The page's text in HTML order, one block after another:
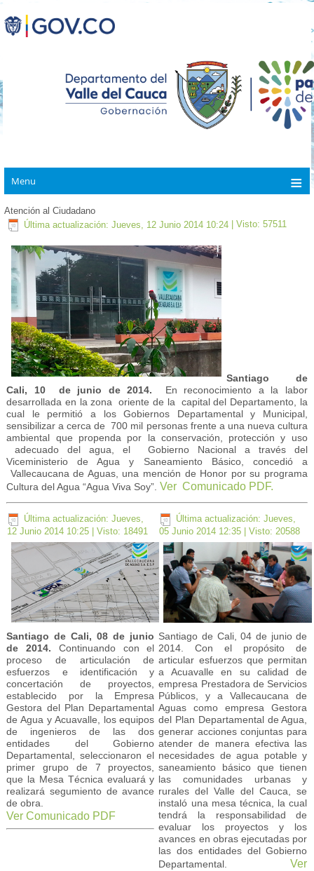
Menu
Atención al Ciudadano
Última actualización: Jueves, 12 Junio 2014 10:24 | Visto: 57511
Santiago de
Cali, 10 de junio de 2014. En reconocimiento a la labor
desarrollada en la zona oriente de la capital del Departamento, la
cual le permitió a los Gobiernos Departamental y Municipal,
sensibilizar a cerca de 700 mil personas frente a una nueva cultura
ambiental que propenda por la conservación, protección y uso
adecuado del agua, el Gobierno Nacional a través del
Viceministerio de Agua y Saneamiento Básico, concedió a
Vallecaucana de Aguas, una mención de Honor por su programa
Cultura del Agua “Agua Viva Soy”.Ver Comunicado PDF.
Última actualización: Jueves,
12 Junio 2014 10:25 | Visto: 18491
Santiago de Cali, 08 de junio
de 2014. Continuando con el
proceso de articulación de
esfuerzos e identificación y
concertación de proyectos,
establecido por la Empresa
Gestora del Plan Departamental
de Agua y Acuavalle, los equipos
de ingenieros de las dos
entidades del Gobierno
Departamental, seleccionaron el
primer grupo de 7 proyectos,
que la Mesa Técnica evaluará y
realizará segumiento de avance
de obra.
Ver Comunicado PDF
Última actualización: Jueves,
05 Junio 2014 12:35 | Visto: 20588
Santiago de Cali, 04 de junio de
2014. Con el propósito de
articular esfuerzos que permitan
a Acuavalle en su calidad de
empresa Prestadora de Servicios
Públicos, y a Vallecaucana de
Aguas como empresa Gestora
del Plan Departamental de Agua,
generar acciones conjuntas para
atender de manera efectiva las
necesidades de agua potable y
saneamiento básico que tienen
las comunidades urbanas y
rurales del Valle del Cauca, se
instaló una mesa técnica, la cual
tendrá la responsabilidad de
evaluar los proyectos y los
avances en obras ejecutadas por
las dos entidades del Gobierno
Departamental.Ver